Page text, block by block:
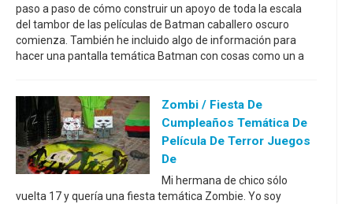
paso a paso de cómo construir un apoyo de toda la escala
del tambor de las películas de Batman caballero oscuro
comienza. También he incluido algo de información para
hacer una pantalla temática Batman con cosas como un a
Zombi / Fiesta De
Cumpleaños Temática De
Película De Terror Juegos
De
Mi hermana de chico sólo
vuelta 17 y quería una fiesta temática Zombie. Yo soy